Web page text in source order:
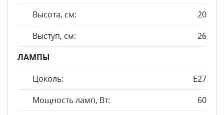
Высота, см:
20
Выступ, см:
26
ЛАМПЫ
Цоколь:
E27
Мощность ламп, Вт:
60